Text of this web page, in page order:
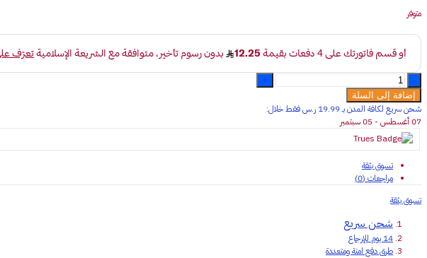
متوفر
وسادة
فرو
مربع
ابيض
بني
quantity
إضافة إلى السلة
شحن سريع لكافة المدن بـ 19.99 ر.س فقـط خلال:
07 أغسطس - 05 سبتمبر
تسوق بثقة
مراجعات (0)
تسوق بثقة
شحن سريع
14 يوم للإرجاع
طرق دفع امنة ومتعددة